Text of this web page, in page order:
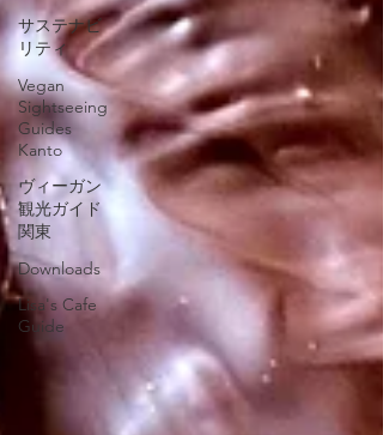
サステナビ
リティ
Vegan
Sightseeing
Guides
Kanto
ヴィーガン
観光ガイド
関東
Downloads
Lisa's Cafe
Guide